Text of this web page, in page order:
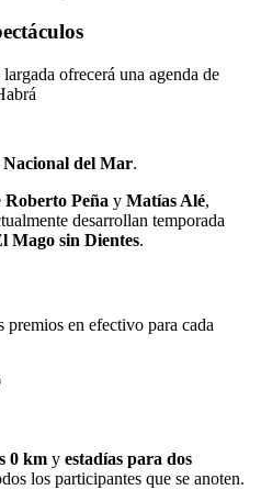
largada ofrecerá una agenda de
del Mar.
Roberto Peña y Matías Alé,
desarrollan temporada
Mago sin Dientes.
en efectivo para cada
0 km y estadías para dos
los participantes que se anoten.